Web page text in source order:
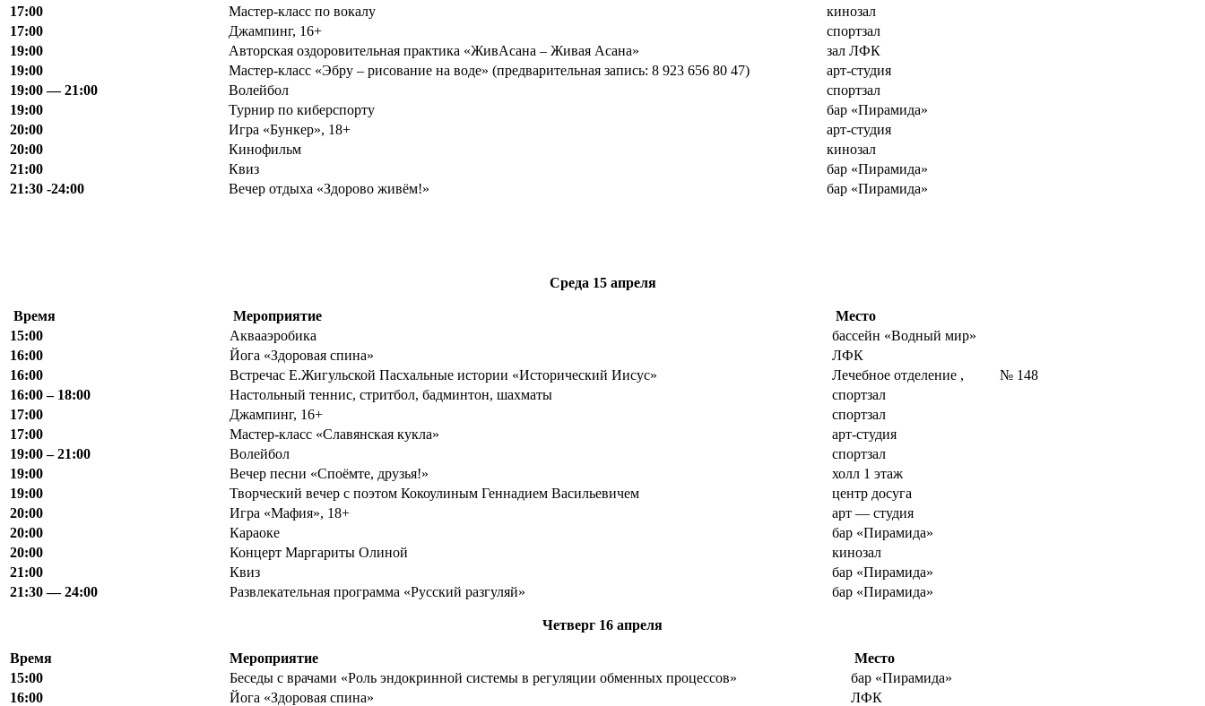
17:00
Мастер-класс по вокалу
кинозал
17:00
Джампинг, 16+
спортзал
19:00
Авторская оздоровительная практика «ЖивАсана – Живая Асана»
зал ЛФК
19:00
Мастер-класс «Эбру – рисование на воде» (предварительная запись: 8 923 656 80 47)
арт-студия
19:00 — 21:00
Волейбол
спортзал
19:00
Турнир по киберспорту
бар «Пирамида»
20:00
Игра «Бункер», 18+
арт-студия
20:00
Кинофильм
кинозал
21:00
Квиз
бар «Пирамида»
21:30 -24:00
Вечер отдыха «Здорово живём!» бар «Пирамида»
Среда 15 апреля
Время Мероприятие
Место
15:00
Аквааэробика
бассейн «Водный мир»
16:00
Йога «Здоровая спина»
ЛФК
16:00
Встречас Е.Жигульской Пасхальные истории «Исторический Иисус»
Лечебное отделение , № 148
16:00 – 18:00 Настольный теннис, стритбол, бадминтон, шахматы
спортзал
17:00
Джампинг, 16+
спортзал
17:00
Мастер-класс «Славянская кукла»
арт-студия
19:00 – 21:00 Волейбол
спортзал
19:00
Вечер песни «Споёмте, друзья!»
холл 1 этаж
19:00
Творческий вечер с поэтом Кокоулиным Геннадием Васильевичем
центр досуга
20:00
Игра «Мафия», 18+
арт — студия
20:00
Караоке
бар «Пирамида»
20:00
Концерт Маргариты Олиной
кинозал
21:00
Квиз
бар «Пирамида»
21:30 — 24:00 Развлекательная программа «Русский разгуляй» бар «Пирамида»
Четверг 16 апреля
Время Мероприятие
Место
15:00
Беседы с врачами «Роль эндокринной системы в регуляции обменных процессов»
бар «Пирамида»
16:00
Йога «Здоровая спина»
ЛФК